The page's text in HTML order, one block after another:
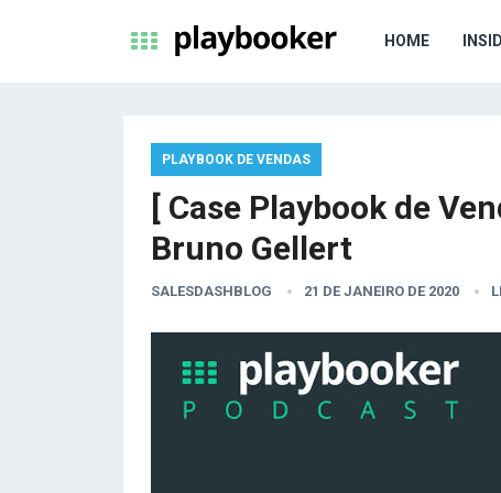
HOME
PLAYBOOK DE VENDAS
[ Case Playbook de
Bruno Gellert
SALESDASHBLOG 21 DE JANEIRO DE 2020